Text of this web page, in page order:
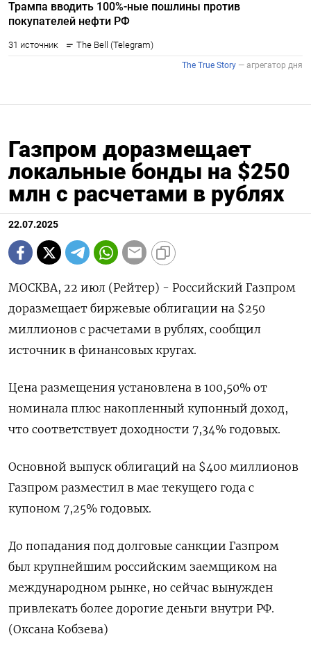
Газпром доразмещает
локальные бонды на $250
млн c расчетами в рублях
22.07.2025
МОСКВА, 22 июл (Рейтер) - Российский Газпром
доразмещает биржевые облигации на $250
миллионов с расчетами в рублях, сообщил
источник в финансовых кругах.
Цена размещения установлена в 100,50% от
номинала плюс накопленный купонный доход,
что соответствует доходности 7,34% годовых.
Основной выпуск облигаций на $400 миллионов
Газпром разместил в мае текущего года с
купоном 7,25% годовых.
До попадания под долговые санкции Газпром
был крупнейшим российским заемщиком на
международном рынке, но сейчас вынужден
привлекать более дорогие деньги внутри РФ.
(Оксана Кобзева)